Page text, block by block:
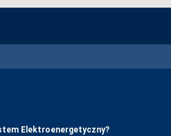
Elektroenergetyczny?